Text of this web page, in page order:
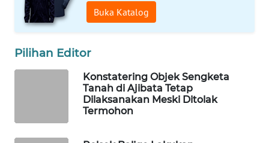
Buka Katalog
Pilihan Editor
Konstatering Objek Sengketa
Tanah di Ajibata Tetap
Dilaksanakan Meski Ditolak
Termohon
WATCH
LPKKI